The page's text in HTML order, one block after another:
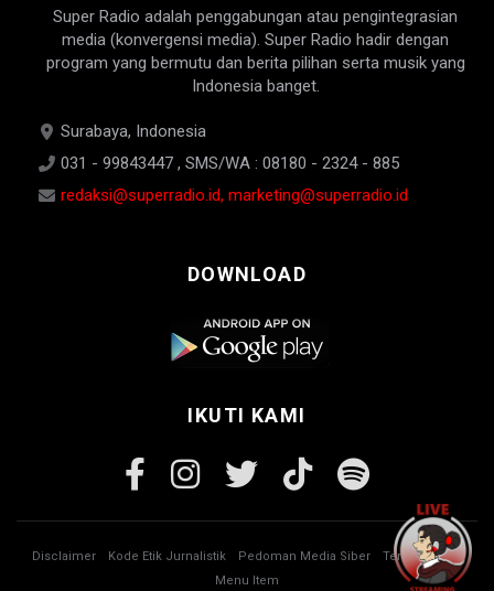
Super Radio adalah penggabungan atau pengintegrasian
media (konvergensi media). Super Radio hadir dengan
program yang bermutu dan berita pilihan serta musik yang
Indonesia banget.
Surabaya, Indonesia
031 - 99843447 , SMS/WA : 08180 - 2324 - 885
redaksi@superradio.id, marketing@superradio.id
DOWNLOAD
IKUTI KAMI
Disclaimer Kode Etik Jurnalistik Pedoman Media Siber
Tentang Kami
Menu Item